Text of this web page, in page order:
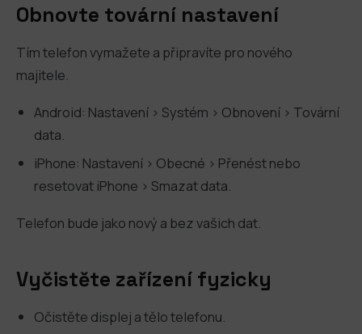
Obnovte tovární nastavení
Tím telefon vymažete a připravíte pro nového
majitele.
Android: Nastavení > Systém > Obnovení > Tovární
data.
iPhone: Nastavení > Obecné > Přenést nebo
resetovat iPhone > Smazat data.
Telefon bude jako nový a bez vašich dat.
Vyčistěte zařízení fyzicky
Očistěte displej a tělo telefonu.